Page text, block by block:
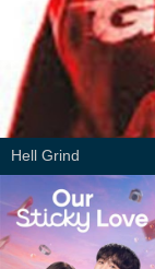
Hell Grind